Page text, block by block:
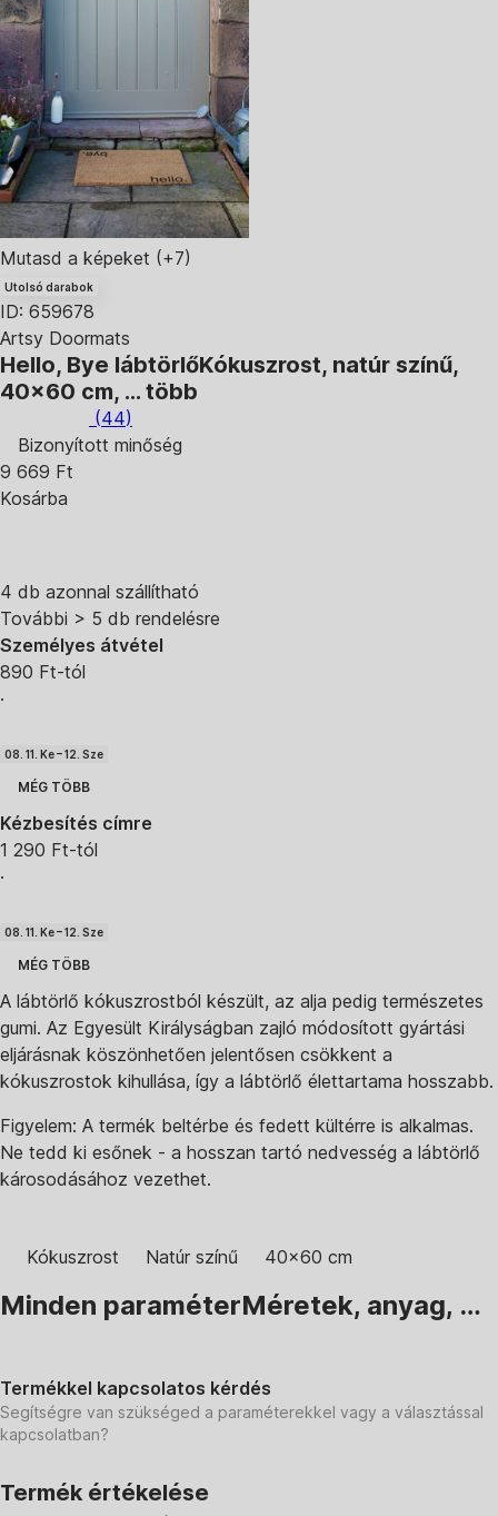
Mutasd a képeket (+7)
Utolsó darabok
ID: 659678
Artsy Doormats
Hello, Bye lábtörlőKókuszrost, natúr színű,
40x60 cm, … több
(44)
Bizonyított minőség
9 669 Ft
Kosárba
4 db azonnal szállítható
További > 5 db rendelésre
Személyes átvétel
890 Ft-tól
·
08. 11. Ke – 12. Sze
MÉG TÖBB
Kézbesítés címre
1 290 Ft-tól
·
08. 11. Ke – 12. Sze
MÉG TÖBB
A lábtörlő kókuszrostból készült, az alja pedig természetes
gumi. Az Egyesült Királyságban zajló módosított gyártási
eljárásnak köszönhetően jelentősen csökkent a
kókuszrostok kihullása, így a lábtörlő élettartama hosszabb.
Figyelem: A termék beltérbe és fedett kültérre is alkalmas.
Ne tedd ki esőnek - a hosszan tartó nedvesség a lábtörlő
károsodásához vezethet.
Kókuszrost Natúr színű 40x60 cm
Minden paraméterMéretek, anyag, …
Termékkel kapcsolatos kérdés
Segítségre van szükséged a paraméterekkel vagy a választással
kapcsolatban?
Termék értékelése